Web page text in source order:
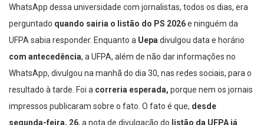
WhatsApp dessa universidade com jornalistas, todos os dias, era
perguntado quando sairia o listão do PS 2026e ninguém da
UFPA sabia responder. Enquanto a Uepa divulgou data e horário
com antecedência, a UFPA, além de não dar informações no
WhatsApp, divulgou na manhã do dia 30, nas redes sociais, para o
resultado à tarde. Foi a correria esperada, porque nem os jornais
impressos publicaram sobre o fato. O fato é que, desde
segunda-feira, 26, a nota de divulgação do listão da UFPA já